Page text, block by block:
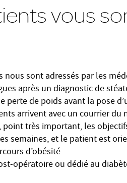
vous
nous sont adressés par les
après un diagnostic de
de poids avant la pose
arrivent avec un courrier du
très important, les
semaines, et le patient est
d’obésité
opératoire ou dédié au